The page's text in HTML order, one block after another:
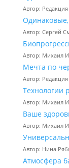
Автор: Редакция
Автор: Сергей
Автор: Михаил
Мечта по
Автор: Редакция
Технологии
Автор: Михаил
Ваше
Автор: Михаил
Автор: Нина
Атмосфера